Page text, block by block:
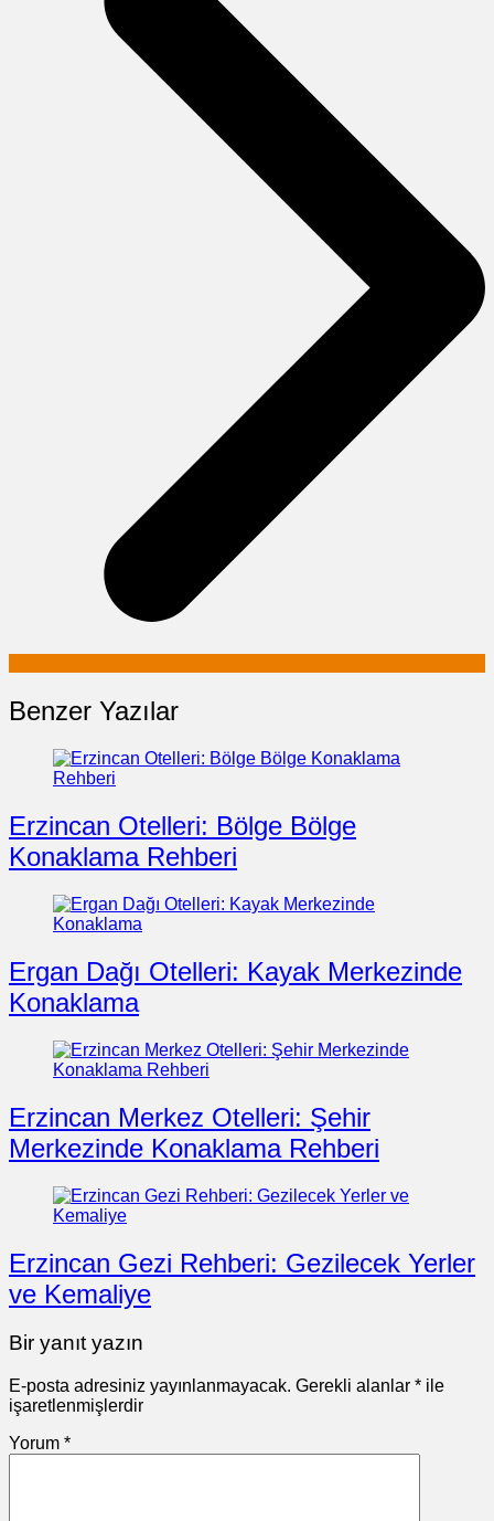
Benzer Yazılar
Erzincan Otelleri: Bölge Bölge
Konaklama Rehberi
Ergan Dağı Otelleri: Kayak Merkezinde
Konaklama
Erzincan Merkez Otelleri: Şehir
Merkezinde Konaklama Rehberi
Erzincan Gezi Rehberi: Gezilecek Yerler
ve Kemaliye
Bir yanıt yazın
E-posta adresiniz yayınlanmayacak. Gerekli alanlar * ile
işaretlenmişlerdir
Yorum *